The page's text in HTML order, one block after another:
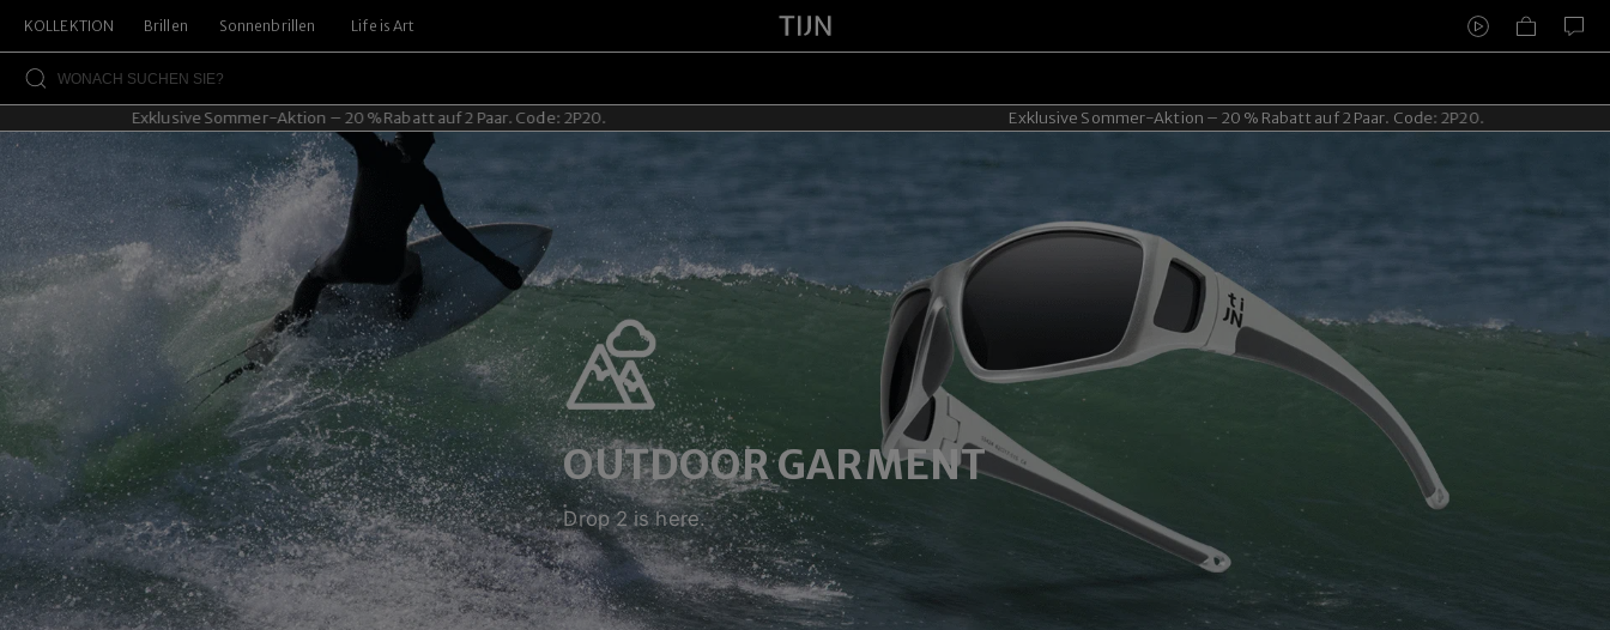
KOLLEKTION Brillen Sonnenbrillen Life is Art
Exklusive Sommer-Aktion – 20 % Rabatt auf 2 Paar. Code: 2P20. Exklusive Sommer-Aktion – 20 % Rabatt auf 2 Paar. Code: 2P20.
OUTDOOR GARMENT
Drop 2 is here.